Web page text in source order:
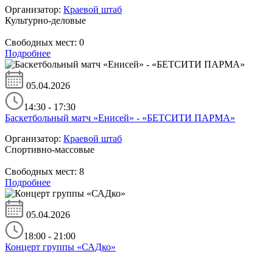
Организатор: Краевой штаб
Культурно-деловые
Свободных мест: 0
Подробнее
05.04.2026
14:30 - 17:30
Баскетбольный матч «Енисей» - «БЕТСИТИ ПАРМА»
Организатор: Краевой штаб
Спортивно-массовые
Свободных мест: 8
Подробнее
05.04.2026
18:00 - 21:00
Концерт группы «САДко»